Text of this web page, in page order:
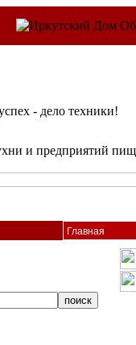
Главная